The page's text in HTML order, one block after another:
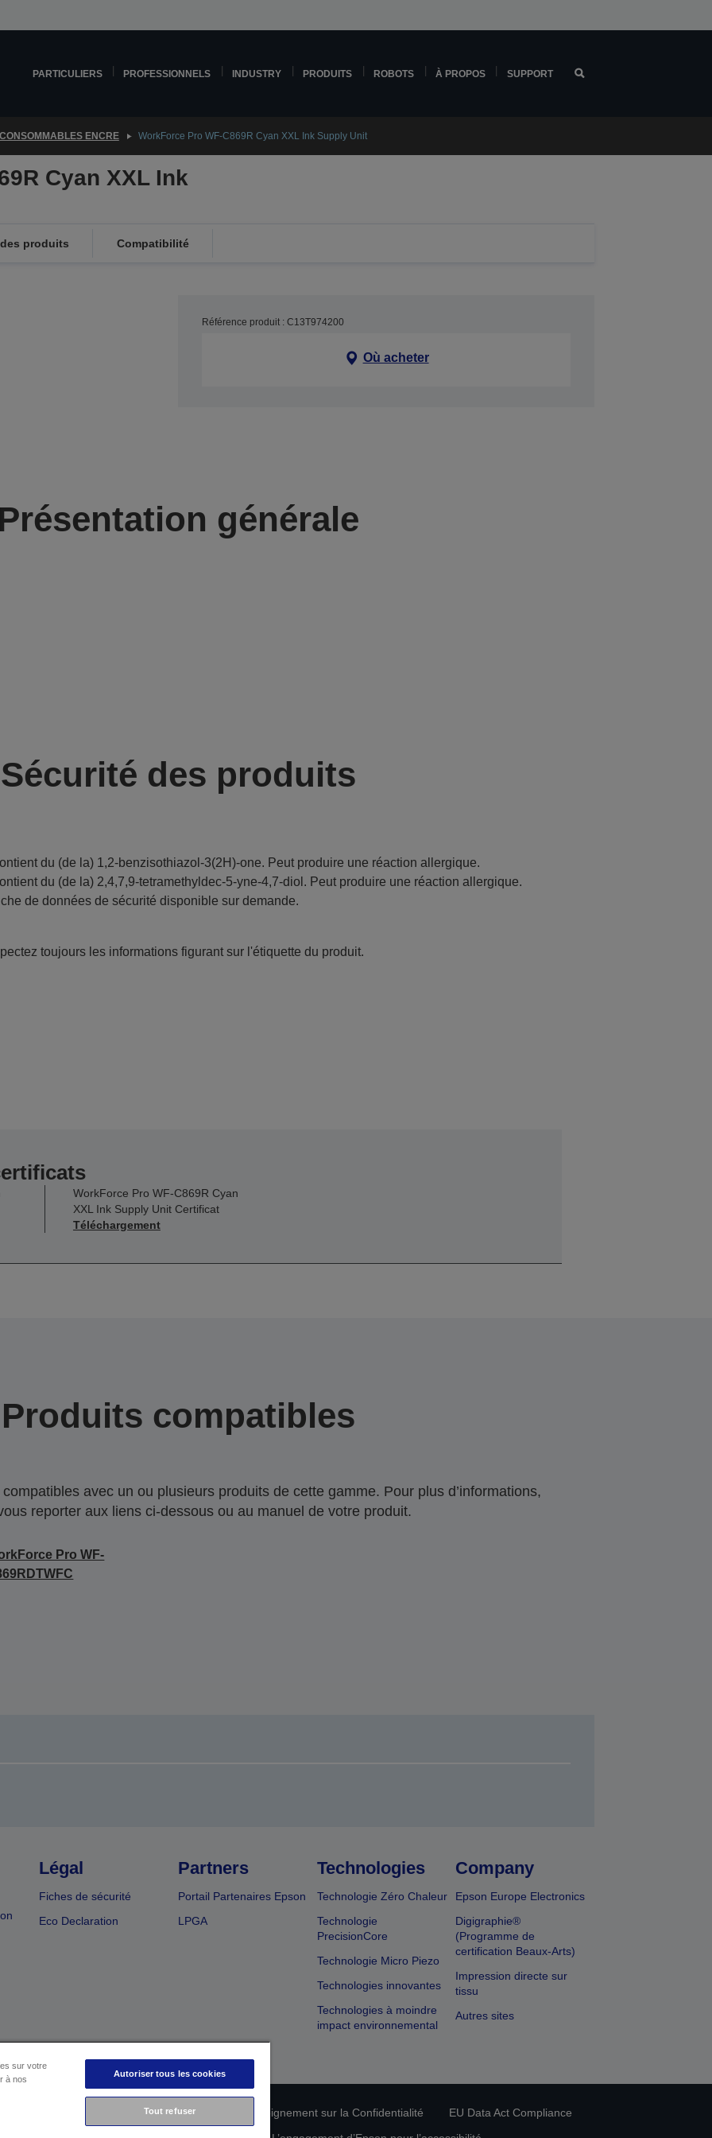
PARTICULIERS PROFESSIONNELS INDUSTRY PRODUITS ROBOTS À PROPOS SUPPORT
CONSOMMABLES ENCRE WorkForce Pro WF-C869R Cyan XXL Ink Supply Unit
Cyan XXL Ink
produits Compatibilité
Référence produit : C13T974200
Où acheter
Présentation générale
Sécurité des produits
du (de la) 1,2-benzisothiazol-3(2H)-one. Peut produire une réaction allergique.
du (de la) 2,4,7,9-tetramethyldec-5-yne-4,7-diol. Peut produire une réaction allergique.
de données de sécurité disponible sur demande.
toujours les informations figurant sur l'étiquette du produit.
WorkForce Pro WF-C869R Cyan
XXL Ink Supply Unit Certificat
Téléchargement
Produits compatibles
avec un ou plusieurs produits de cette gamme. Pour plus d’informations,
reporter aux liens ci-dessous ou au manuel de votre produit.
Pro WF-
Légal
Fiches de sécurité
Eco Declaration
Partners
Portail Partenaires Epson
LPGA
Technologies
Technologie Zéro Chaleur
Technologie
PrecisionCore
Technologie Micro Piezo
Technologies innovantes
Technologies à moindre
impact environnemental
Company
Epson Europe Electronics
Digigraphie®
(Programme de
certification Beaux-Arts)
Impression directe sur
tissu
Autres sites
Déclaration de Renseignement sur la Confidentialité
EU Data Act Compliance
sur votre
à nos
Autoriser tous les cookies
Tout refuser